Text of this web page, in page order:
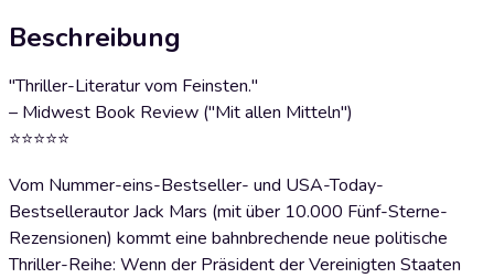
Beschreibung
"Thriller-Literatur vom Feinsten."
– Midwest Book Review ("Mit allen Mitteln")
⭐⭐⭐⭐⭐
Vom Nummer-eins-Bestseller- und USA-Today-
Bestsellerautor Jack Mars (mit über 10.000 Fünf-Sterne-
Rezensionen) kommt eine bahnbrechende neue politische
Thriller-Reihe: Wenn der Präsident der Vereinigten Staaten